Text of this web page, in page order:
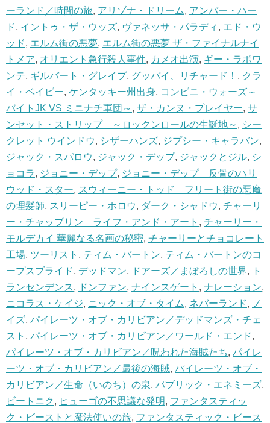
ーランド／時間の旅, アリゾナ・ドリーム, アンバー・ハー
ド, イントゥ・ザ・ウッズ, ヴァネッサ・パラディ , エド・ウ
ッド, エルム街の悪夢, エルム街の悪夢 ザ・ファイナルナイ
トメア, オリエント急行殺人事件, カメオ出演, ギー・ラポワ
ンテ, ギルバート・グレイプ, グッバイ、リチャード！ , クラ
イ・ベイビー, ケンタッキー州出身, コンビニ・ウォーズ～
バイトJK VS ミニナチ軍団～ , ザ・カンヌ・プレイヤー, サ
ンセット・ストリップ ～ロックンロールの生誕地～ , シー
クレット ウインドウ, シザーハンズ, ジプシー・キャラバン,
ジャック・スパロウ, ジャック・デップ, ジャックとジル, シ
ョコラ, ジョニー・デップ, ジョニー・デップ 反骨のハリ
ウッド・スター, スウィーニー・トッド フリート街の悪魔
の理髪師, スリーピー・ホロウ, ダーク・シャドウ, チャーリ
ー・チャップリン ライフ・アンド・アート , チャーリー・
モルデカイ 華麗なる名画の秘密, チャーリーとチョコレート
工場, ツーリスト , ティム・バートン, ティム・バートンのコ
ープスブライド, デッドマン, ドアーズ／まぼろしの世界,
ト
ランセンデンス, ドンファン, ナインスゲート , ナレーション,
ニコラス・ケイジ, ニック・オブ・タイム, ネバーランド, ノ
イズ, パイレーツ・オブ・カリビアン／デッドマンズ・チェ
スト , パイレーツ・オブ・カリビアン／ワールド・エンド,
パイレーツ・オブ・カリビアン／呪われた海賊たち, パイレ
ーツ・オブ・カリビアン／最後の海賊, パイレーツ・オブ・
カリビアン／生命（いのち）の泉, パブリック・エネミーズ,
ビートニク , ヒューゴの不思議な発明, ファンタスティッ
ク・ビーストと魔法使いの旅, ファンタスティック・ビース